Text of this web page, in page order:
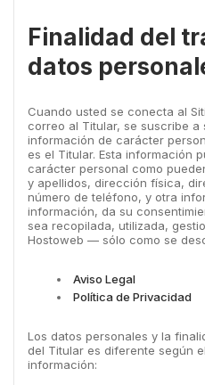
Finalidad del
datos
Cuando usted se conecta al
correo al Titular, se suscribe
información de carácter
es el Titular. Esta información
carácter personal como
y apellidos, dirección física,
número de teléfono, y otra
información, da su
sea recopilada, utilizada,
Hostoweb — sólo como se
Aviso Legal
Política de Privacidad
Los datos personales y la
del Titular es diferente según
información: